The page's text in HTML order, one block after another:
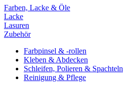
Farben, Lacke & Öle
Lacke
Lasuren
Zubehör
Farbpinsel & -rollen
Kleben & Abdecken
Schleifen, Polieren & Spachteln
Reinigung & Pflege